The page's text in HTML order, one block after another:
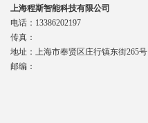
上海程斯智能科技有限公司
电话：13386202197
传真：
地址：上海市奉贤区庄行镇东街265号
邮编：